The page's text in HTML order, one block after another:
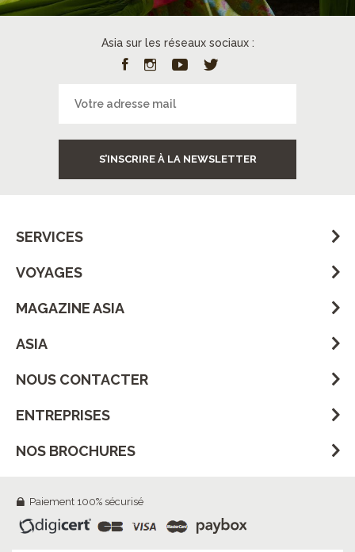
Asia sur les réseaux sociaux :
S’INSCRIRE À LA NEWSLETTER
SERVICES
VOYAGES
MAGAZINE ASIA
ASIA
NOUS CONTACTER
ENTREPRISES
NOS BROCHURES
Paiement 100% sécurisé